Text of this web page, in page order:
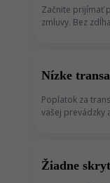
Začnite prijímať
zmluvy. Bez
Nízke
Poplatok za
vašej prevádzky
Žiadne